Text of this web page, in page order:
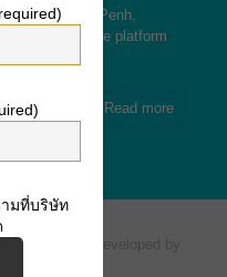
from Phnom Penh,
doing thus. The platform
Read more
reserved. | Developed by
Co., Ltd.
ามที่บริษัท